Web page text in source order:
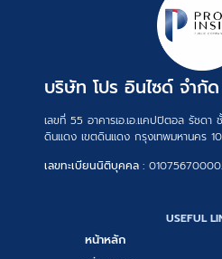
บริษัท โปร อินไซด์ จำกั
เลขที่ 55 อาคารเอ.เอ.แคปปิตอล รัชด
ดินแดง เขตดินแดง กรุงเทพมหานคร
เลขทะเบียนนิติบุคคล :
USEFUL
หน้าหลัก